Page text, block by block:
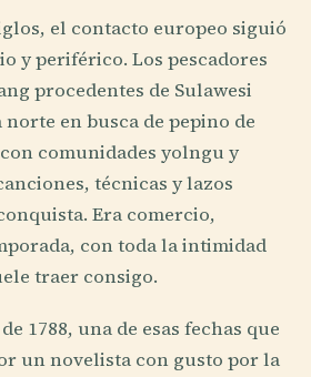
el contacto europeo siguió
y periférico. Los pescadores
procedentes de Sulawesi
en busca de pepino de
comunidades yolngu y
técnicas y lazos
Era comercio,
con toda la intimidad
traer consigo.
1788, una de esas fechas que
un novelista con gusto por la